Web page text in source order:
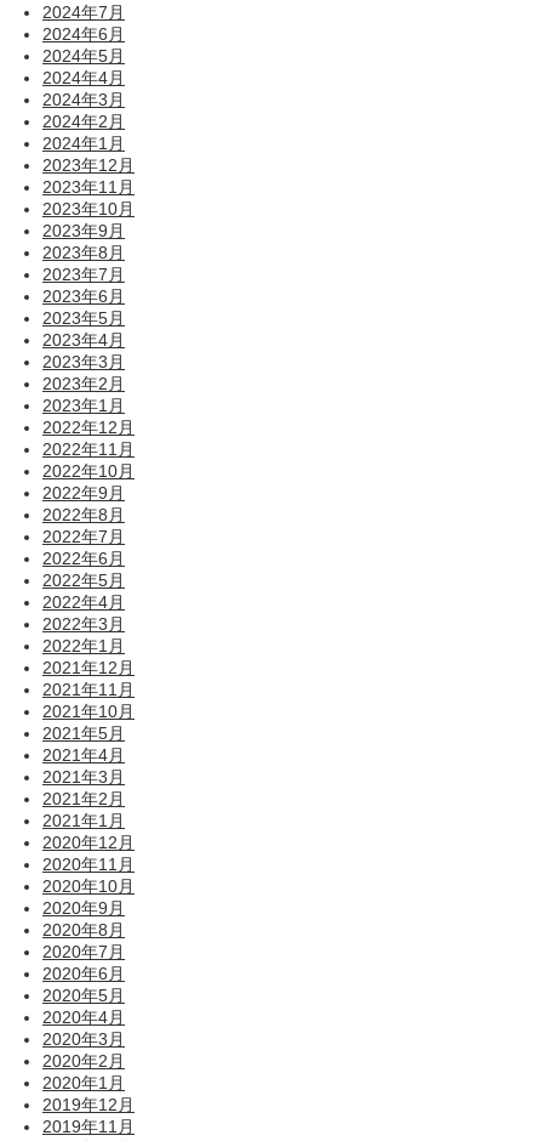
2024年7月
2024年6月
2024年5月
2024年4月
2024年3月
2024年2月
2024年1月
2023年12月
2023年11月
2023年10月
2023年9月
2023年8月
2023年7月
2023年6月
2023年5月
2023年4月
2023年3月
2023年2月
2023年1月
2022年12月
2022年11月
2022年10月
2022年9月
2022年8月
2022年7月
2022年6月
2022年5月
2022年4月
2022年3月
2022年1月
2021年12月
2021年11月
2021年10月
2021年5月
2021年4月
2021年3月
2021年2月
2021年1月
2020年12月
2020年11月
2020年10月
2020年9月
2020年8月
2020年7月
2020年6月
2020年5月
2020年4月
2020年3月
2020年2月
2020年1月
2019年12月
2019年11月